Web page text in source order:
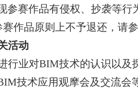
参赛作品有侵权、抄袭等行
赛作品原则上不予退还，请
活动
行业对BIM技术的认识以及
技术应用观摩会及交流会